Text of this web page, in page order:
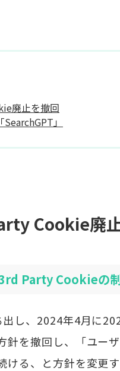
廃止を撤回
」
Cookie廃
Party Cookieの
し、2024年4月に
を撤回し、「ユー
る、と方針を変更す